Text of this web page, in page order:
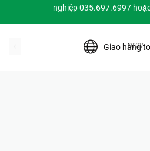
nghiệp 035.697.6997
Giao hàng
prev